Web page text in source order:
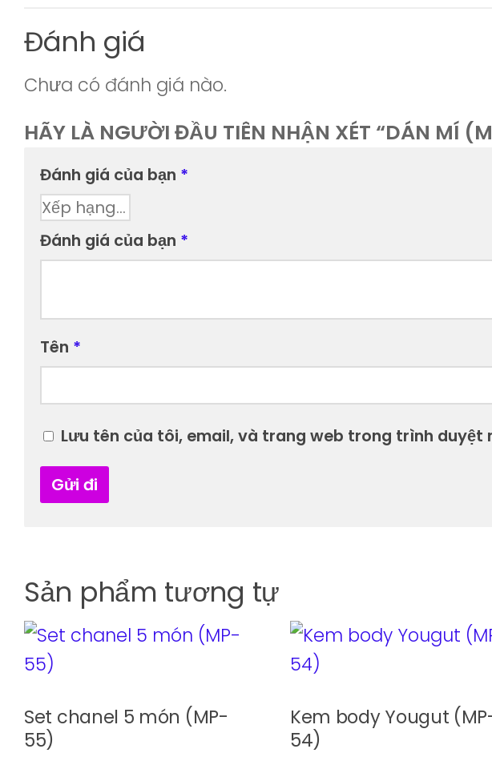
Đánh giá
Chưa có đánh giá nào.
HÃY LÀ NGƯỜI ĐẦU TIÊN NHẬN XÉT “DÁN MÍ
Đánh giá của bạn *
Đánh giá của bạn *
Tên *
Lưu tên của tôi, email, và trang web trong trình duyệt
Sản phẩm tương tự
Set chanel 5 món (MP-
55)
Kem body Yougut
54)